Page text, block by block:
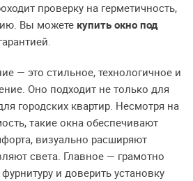
проверку на герметичность,
Вы можете купить окно под
— это стильное, технологичное и
Оно подходит не только для
городских квартир. Несмотря на
такие окна обеспечивают
визуально расширяют
света. Главное — грамотно
и доверить установку